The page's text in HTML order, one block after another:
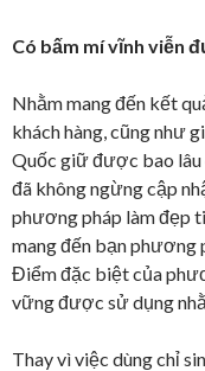
Có bấm mí vĩnh viễn
Nhằm mang đến kết
khách hàng, cũng như
Quốc giữ được bao lâu
đã không ngừng cập
phương pháp làm đẹp
mang đến bạn phương
Điểm đặc biệt của
vững được sử dụng
Thay vì việc dùng chỉ